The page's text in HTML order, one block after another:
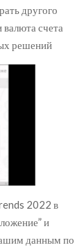
другого
счета
решений
2022 в
и
данным по